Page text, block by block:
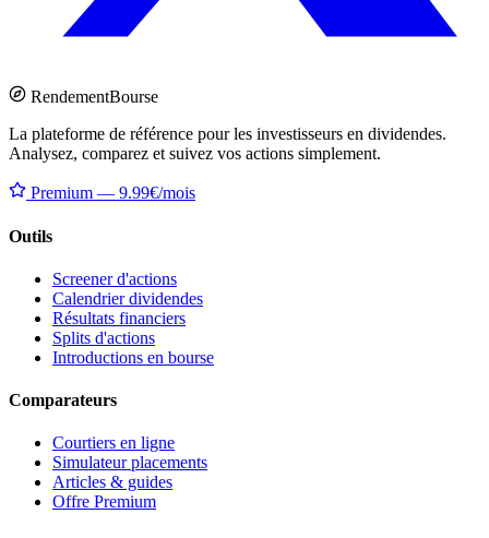
RendementBourse
La plateforme de référence pour les investisseurs en dividendes.
Analysez, comparez et suivez vos actions simplement.
Premium — 9.99€/mois
Outils
Screener d'actions
Calendrier dividendes
Résultats financiers
Splits d'actions
Introductions en bourse
Comparateurs
Courtiers en ligne
Simulateur placements
Articles & guides
Offre Premium